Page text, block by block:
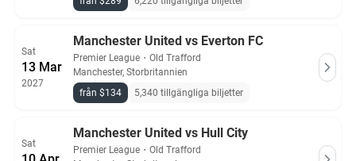
Sat
13 Mar
2027
Manchester United vs Everton FC
Premier League ・ Old Trafford
Manchester, Storbritannien
från $134
5,340 tillgängliga biljetter
Sat
Manchester United vs Hull City
Premier League ・ Old Trafford